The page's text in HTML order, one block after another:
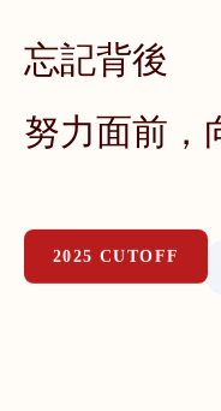
忘記背後
努力面前，
2025 CUTOFF